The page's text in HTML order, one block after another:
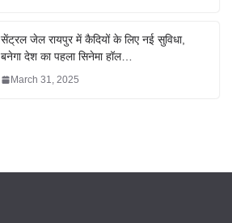
सेंट्रल जेल रायपुर में कैदियों के लिए नई सुविधा,
बनेगा देश का पहला सिनेमा हॉल…
March 31, 2025